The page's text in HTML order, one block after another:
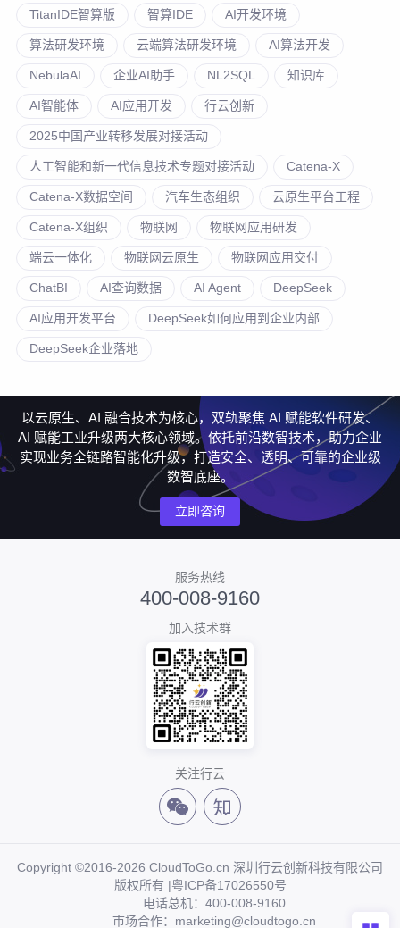
TitanIDE智算版 智算IDE AI开发环境
算法研发环境 云端算法研发环境 AI算法开发
NebulaAI 企业AI助手 NL2SQL 知识库
AI智能体 AI应用开发 行云创新
2025中国产业转移发展对接活动
人工智能和新一代信息技术专题对接活动 Catena-X
Catena-X数据空间 汽车生态组织 云原生平台工程
Catena-X组织 物联网 物联网应用研发
端云一体化 物联网云原生 物联网应用交付
ChatBI AI查询数据 AI Agent DeepSeek
AI应用开发平台 DeepSeek如何应用到企业内部
DeepSeek企业落地
以云原生、AI 融合技术为核心，双轨聚焦 AI 赋能软件研发、
AI 赋能工业升级两大核心领域。依托前沿数智技术，助力企业
实现业务全链路智能化升级，打造安全、透明、可靠的企业级
数智底座。
立即咨询
服务热线
400-008-9160
加入技术群
关注行云
Copyright ©2016-2026 CloudToGo.cn 深圳行云创新科技有限公司
版权所有 |粤ICP备17026550号
电话总机：400-008-9160
市场合作：marketing@cloudtogo.cn